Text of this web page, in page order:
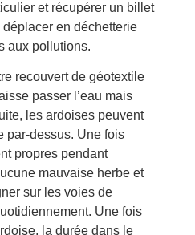
et récupérer un billet
en déchetterie
aux pollutions.
recouvert de géotextile
passer l’eau mais
les ardoises peuvent
par-dessus. Une fois
propres pendant
mauvaise herbe et
sur les voies de
Une fois
la durée dans le